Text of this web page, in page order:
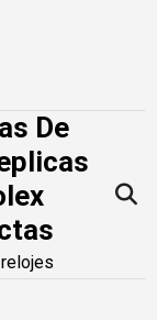
De